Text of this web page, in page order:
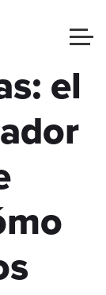
el